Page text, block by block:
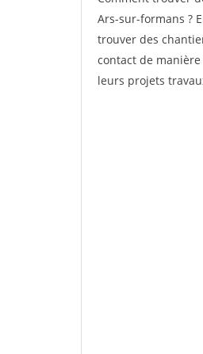
Ars-sur-formans ?
trouver des
contact de
leurs projets